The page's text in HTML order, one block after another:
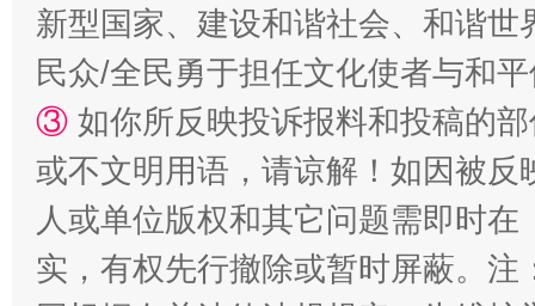
国家大学科技园优化重塑工作
新型国家、建设和谐社会、和谐
民众/全民勇于担任文化使者与和
③ 如你所反映投诉报料和投稿的
或不文明用语，请谅解！如因被
人或单位版权和其它问题需即时在
实，有权先行撤除或暂时屏蔽。